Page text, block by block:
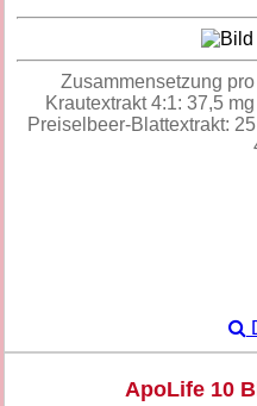
Zusammensetzung
Krautextrakt 4:1: 37,5
Preiselbeer-Blattextrakt:
ApoLife 10